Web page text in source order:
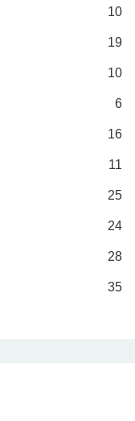
10
19
10
6
16
11
25
24
28
35